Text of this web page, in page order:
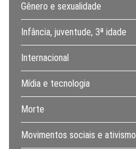
Gênero e sexualidade
Infância, juventude, 3ª idade
Internacional
Mídia e tecnologia
Morte
Movimentos sociais e ativismo